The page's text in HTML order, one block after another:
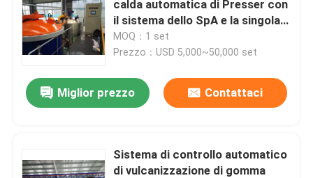
Parti composite del carbonio
Contenitori a pressione chimici
Olio licenziato caldaie a vapore
calda automatica di Presser con
il sistema dello SpA e la singola
struttura del tamburo
MOQ：1 set
Prezzo：USD 5,000~50,000 set
Miglior prezzo Contattaci
Sistema di controllo automatico
di vulcanizzazione di gomma